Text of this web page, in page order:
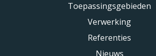
Toepassingsgebieden
Verwerking
Referenties
Nieuws